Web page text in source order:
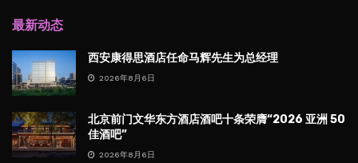
最新动态
西安康得思酒店任命马辉先生为总经理
2026年8月6日
北京前门文华东方酒店酒吧十条荣膺“2026 亚洲 50
佳酒吧”
2026年8月6日